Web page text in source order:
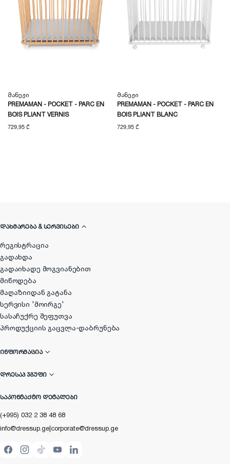
Მანეჟი
PREMAMAN - POCKET - PARC EN
BOIS PLIANT VERNIS
729,95 ₾
Მანეჟი
PREMAMAN - POCKET - PARC EN
BOIS PLIANT BLANC
729,95 ₾
ᲓᲐᲮᲛᲐᲠᲔᲑᲐ & ᲡᲔᲠᲕᲘᲡᲔᲑᲘ
რეგისტრაცია
გადახდა
გადაიხადე მოგვიანებით
მიწოდება
მაღაზიიდან გატანა
სერვისი 'მოირგე'
სასაჩუქრე შეფუთვა
პროდუქციის გაცვლა-დაბრუნება
ᲘᲜᲤᲝᲠᲛᲐᲪᲘᲐ
ᲓᲠᲔᲡᲐᲞ ᲯᲒᲣᲤᲘ
ᲡᲐᲙᲝᲜᲢᲐᲥᲢᲝ ᲓᲔᲢᲐᲚᲔᲑᲘ
(+995) 032 2 38 48 68
info@dressup.ge|corporate@dressup.ge